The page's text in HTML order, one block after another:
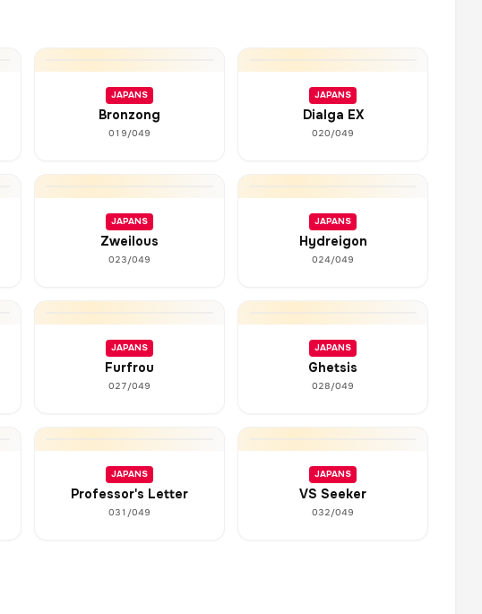
JAPANS
Bronzong
019/049
JAPANS
Dialga EX
020/049
JAPANS
Zweilous
023/049
JAPANS
Hydreigon
024/049
JAPANS
Furfrou
027/049
JAPANS
Ghetsis
028/049
JAPANS
Professor's Letter
031/049
JAPANS
VS Seeker
032/049